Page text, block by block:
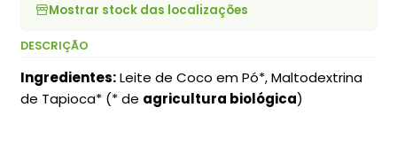
Mostrar stock das localizações
DESCRIÇÃO
Ingredientes:Leite de Coco em Pó*, Maltodextrina
de Tapioca* (* de agricultura biológica)